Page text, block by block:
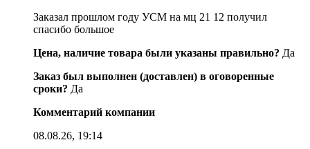
Заказал прошлом году УСМ на мц 21 12 получил
спасибо большое
Цена, наличие товара были указаны правильно? Да
Заказ был выполнен (доставлен) в оговоренные
сроки? Да
Комментарий компании
08.08.26, 19:14